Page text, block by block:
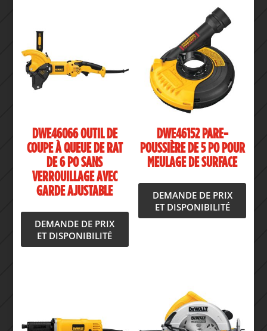
DWE46066 OUTIL DE
COUPE À QUEUE DE RAT
DE 6 PO SANS
VERROUILLAGE AVEC
GARDE AJUSTABLE
DEMANDE DE PRIX
ET DISPONIBILITÉ
DWE46152 PARE-
POUSSIÈRE DE 5 PO POUR
MEULAGE DE SURFACE
DEMANDE DE PRIX
ET DISPONIBILITÉ